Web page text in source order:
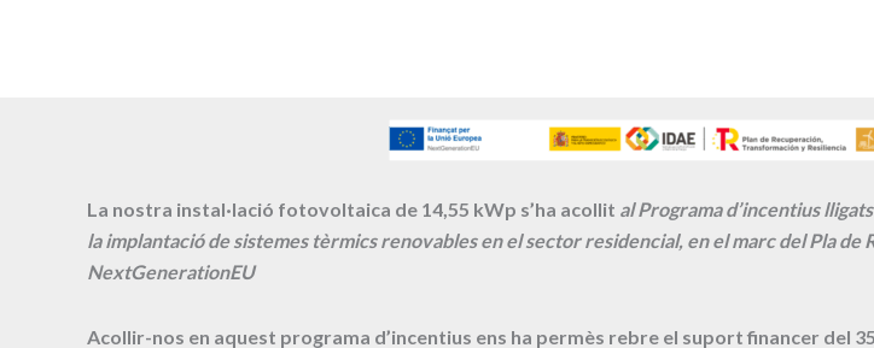
La nostra instal·lació fotovoltaica de 14,55 kWp s’ha acollit al Programa d’incentius
la implantació de sistemes tèrmics renovables en el sector residencial, en el marc del Pla
NextGenerationEU
Acollir-nos en aquest programa d’incentius ens ha permès rebre el suport financer del